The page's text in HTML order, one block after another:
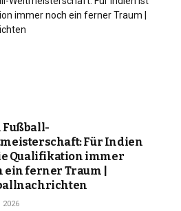
Fußball-
Für Indien
Qualifikation immer
ein ferner Traum |
2026